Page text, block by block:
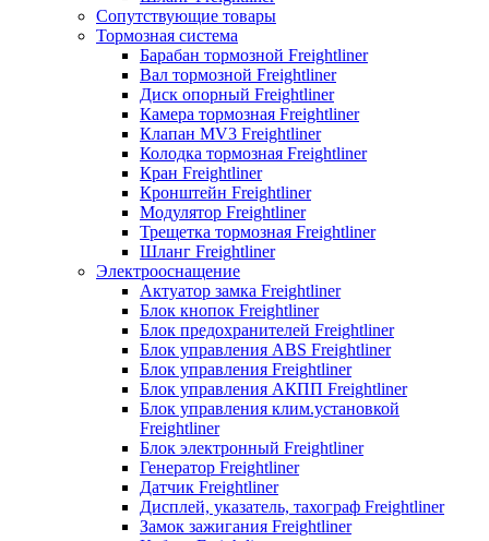
Сопутствующие товары
Тормозная система
Барабан тормозной Freightliner
Вал тормозной Freightliner
Диск опорный Freightliner
Камера тормозная Freightliner
Клапан MV3 Freightliner
Колодка тормозная Freightliner
Кран Freightliner
Кронштейн Freightliner
Модулятор Freightliner
Трещетка тормозная Freightliner
Шланг Freightliner
Электрооснащение
Актуатор замка Freightliner
Блок кнопок Freightliner
Блок предохранителей Freightliner
Блок управления ABS Freightliner
Блок управления Freightliner
Блок управления АКПП Freightliner
Блок управления клим.установкой
Freightliner
Блок электронный Freightliner
Генератор Freightliner
Датчик Freightliner
Дисплей, указатель, тахограф Freightliner
Замок зажигания Freightliner